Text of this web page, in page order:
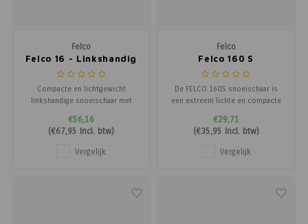
Felco
Felco 16 - Linkshandig
Compacte en lichtgewicht
linkshandige snoeischaar met
takken tot 20 mm. Ergonomisch,
duurzaam en Swiss Made
kwaliteit van FELCO.
€56,16
(€67,95 Incl. btw)
Vergelijk
Felco
Felco 160 S
De FELCO 160S snoeischaar is
een extreem lichte en compacte
gebruikers met een middelgrote
hand (M). Ideaal voor lichte
snoeiwerkzaamheden tot 20 mm.
€29,71
(€35,95 Incl. btw)
Vergelijk